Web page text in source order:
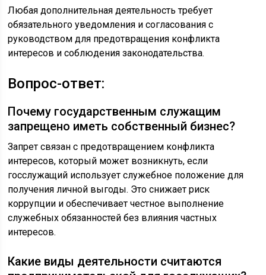
Любая дополнительная деятельность требует
обязательного уведомления и согласования с
руководством для предотвращения конфликта
интересов и соблюдения законодательства.
Вопрос-ответ:
Почему государственным служащим
запрещено иметь собственный бизнес?
Запрет связан с предотвращением конфликта
интересов, который может возникнуть, если
госслужащий использует служебное положение для
получения личной выгоды. Это снижает риск
коррупции и обеспечивает честное выполнение
служебных обязанностей без влияния частных
интересов.
Какие виды деятельности считаются